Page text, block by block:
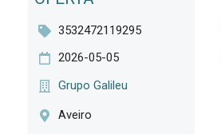
3532472119295
2026-05-05
Grupo Galileu
Aveiro